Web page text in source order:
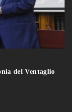
del Ventaglio